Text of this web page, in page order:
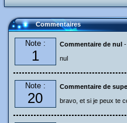
Commentaires
Note :
1
Commentaire de nul
nul
Note :
20
Commentaire de
bravo, et si je peux te